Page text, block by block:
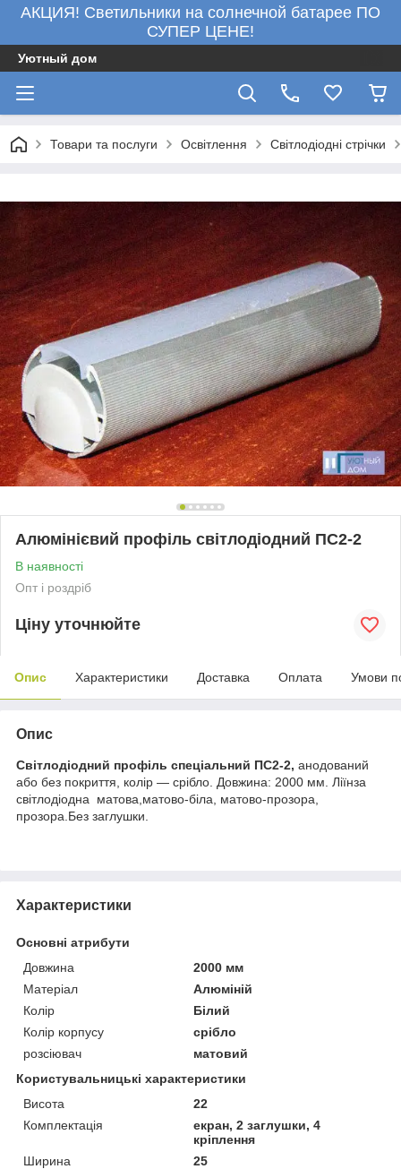
АКЦИЯ! Светильники на солнечной батарее ПО
СУПЕР ЦЕНЕ!
Уютный дом
Товари та послуги Освітлення Світлодіодні стрічки
Алюмінієвий профіль світлодіодний ПС2-2
В наявності
Опт і роздріб
Ціну уточнюйте
Опис Характеристики Доставка Оплата Умови
Опис
Світлодіодний профіль спеціальний ПС2-2, анодований
або без покриття, колір — срібло. Довжина: 2000 мм. Ліїнза
світлодіодна матова,матово-біла, матово-прозора,
прозора.Без заглушки.
Характеристики
Основні атрибути
Довжина
2000 мм
Матеріал
Алюміній
Колір
Білий
Колір корпусу
срібло
розсіювач
матовий
Користувальницькі характеристики
Висота
22
Комплектація
екран, 2 заглушки, 4
кріплення
Ширина
25